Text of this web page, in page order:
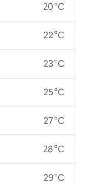
20 °C
22 °C
23 °C
25 °C
27 °C
28 °C
29 °C